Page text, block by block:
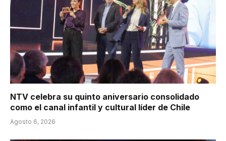
NTV celebra su quinto aniversario consolidado
como el canal infantil y cultural líder de Chile
Agosto 6, 2026